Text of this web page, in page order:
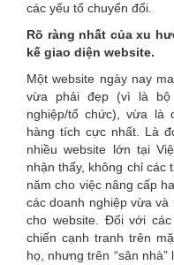
các yếu tố chuyển đổi.
Rõ ràng nhất của xu
kế giao diện website.
Một website ngày nay
vừa phải đẹp (vì là bộ
nghiệp/tổ chức), vừa là
hàng tích cực nhất. Là
nhiều website lớn tại
nhận thấy, không chỉ các
năm cho việc nâng cấp
các doanh nghiệp vừa
cho website. Đối với
chiến cạnh tranh trên
họ, nhưng trên “sân